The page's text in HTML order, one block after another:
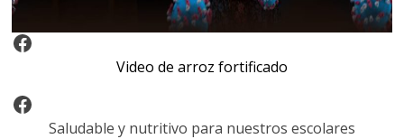
Video Arroz Fortificado
Video de arroz fortificado
Facebook
Saludable y nutritivo para nuestros escolares